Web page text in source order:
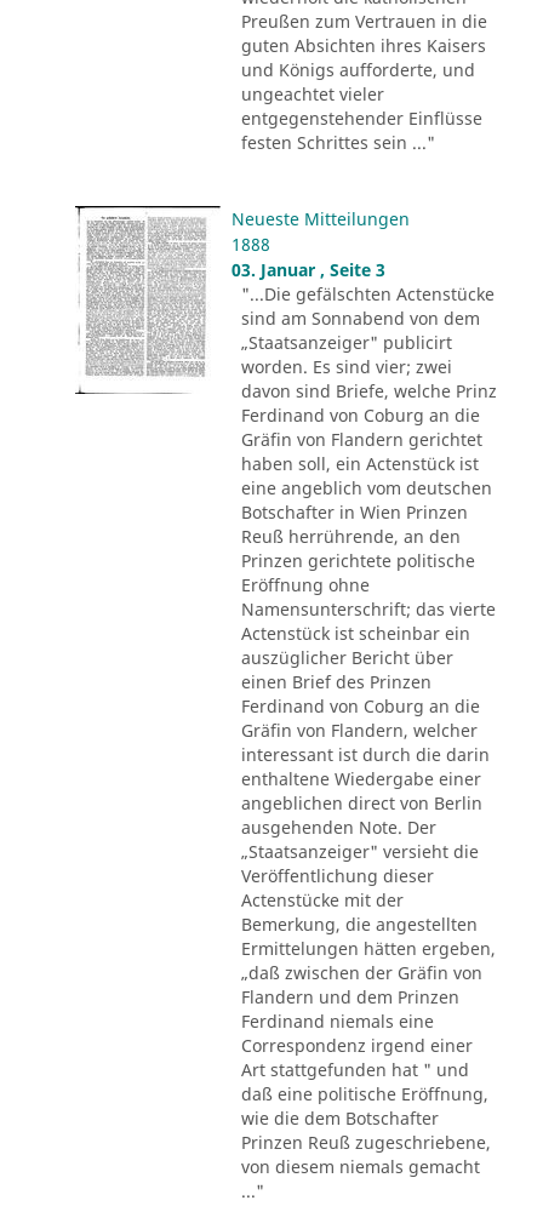
Preußen zum Vertrauen in die
guten Absichten ihres Kaisers
und Königs aufforderte, und
ungeachtet vieler
entgegenstehender Einflüsse
festen Schrittes sein ..."
Neueste Mitteilungen
1888
03. Januar , Seite 3
"...Die gefälschten Actenstücke
sind am Sonnabend von dem
„Staatsanzeiger" publicirt
worden. Es sind vier; zwei
davon sind Briefe, welche Prinz
Ferdinand von Coburg an die
Gräfin von Flandern gerichtet
haben soll, ein Actenstück ist
eine angeblich vom deutschen
Botschafter in Wien Prinzen
Reuß herrührende, an den
Prinzen gerichtete politische
Eröffnung ohne
Namensunterschrift; das vierte
Actenstück ist scheinbar ein
auszüglicher Bericht über
einen Brief des Prinzen
Ferdinand von Coburg an die
Gräfin von Flandern, welcher
interessant ist durch die darin
enthaltene Wiedergabe einer
angeblichen direct von Berlin
ausgehenden Note. Der
„Staatsanzeiger" versieht die
Veröffentlichung dieser
Actenstücke mit der
Bemerkung, die angestellten
Ermittelungen hätten ergeben,
„daß zwischen der Gräfin von
Flandern und dem Prinzen
Ferdinand niemals eine
Correspondenz irgend einer
Art stattgefunden hat " und
daß eine politische Eröffnung,
wie die dem Botschafter
Prinzen Reuß zugeschriebene,
von diesem niemals gemacht
..."